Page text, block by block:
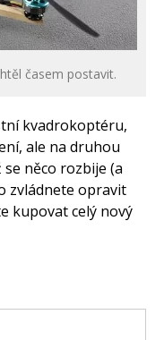
časem postavit.
kvadrokoptéru,
ale na druhou
něco rozbije (a
zvládnete opravit
kupovat celý nový